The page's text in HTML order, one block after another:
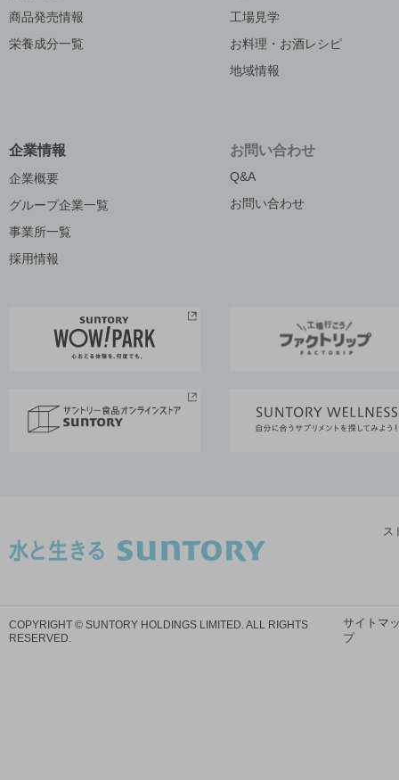
商品発売情報
栄養成分一覧
工場見学
お料理・お酒レシピ
地域情報
企業情報
企業概要
グループ企業一覧
事業所一覧
採用情報
お問い合わせ
Q&A
お問い合わせ
ス
COPYRIGHT © SUNTORY HOLDINGS LIMITED.ALL RIGHTS
RESERVED.
サイトマ
プ